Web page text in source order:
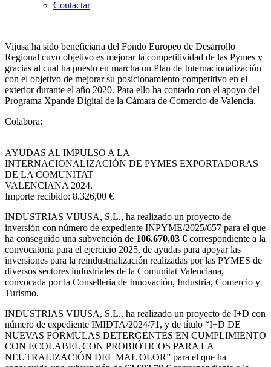
Contactar
Vijusa ha sido beneficiaria del Fondo Europeo de Desarrollo
Regional cuyo objetivo es mejorar la competitividad de las Pymes y
gracias al cual ha puesto en marcha un Plan de Internacionalización
con el objetivo de mejorar su posicionamiento competitivo en el
exterior durante el año 2020. Para ello ha contado con el apoyo del
Programa Xpande Digital de la Cámara de Comercio de Valencia.
Colabora:
AYUDAS AL IMPULSO A LA
INTERNACIONALIZACIÓN DE PYMES EXPORTADORAS
DE LA COMUNITAT
VALENCIANA 2024.
Importe recibido: 8.326,00 €
INDUSTRIAS VIJUSA, S.L., ha realizado un proyecto de
inversión con número de expediente INPYME/2025/657 para el que
ha conseguido una subvención de 106.670,03 € correspondiente a la
convocatoria para el ejercicio 2025, de ayudas para apoyar las
inversiones para la reindustrialización realizadas por las PYMES de
diversos sectores industriales de la Comunitat Valenciana,
convocada por la Conselleria de Innovación, Industria, Comercio y
Turismo.
INDUSTRIAS VIJUSA, S.L., ha realizado un proyecto de I+D con
número de expediente IMIDTA/2024/71, y de título “I+D DE
NUEVAS FÓRMULAS DETERGENTES EN CUMPLIMIENTO
CON ECOLABEL CON PROBIÓTICOS PARA LA
NEUTRALIZACIÓN DEL MAL OLOR” para el que ha